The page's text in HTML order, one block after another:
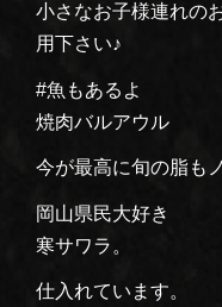
小さなお子様連れの
用下さい♪
#魚もあるよ
焼肉バルアウル
今が最高に旬の脂も
岡山県民大好き
寒サワラ。
仕入れています。